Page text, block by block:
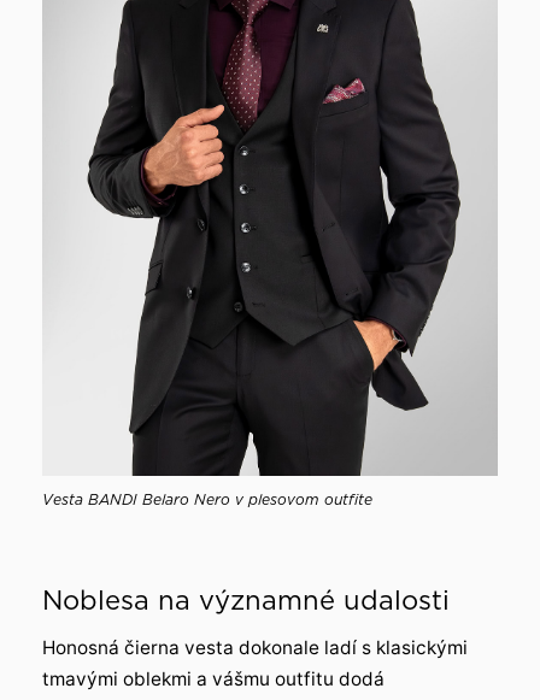
Vesta BANDI Belaro Nero v plesovom outfite
Noblesa na významné udalosti
Honosná čierna vesta dokonale ladí s klasickými
tmavými oblekmi a vášmu outfitu dodá